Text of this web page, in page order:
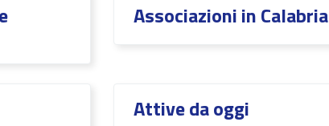
Associazioni in Calabria
Attive da oggi